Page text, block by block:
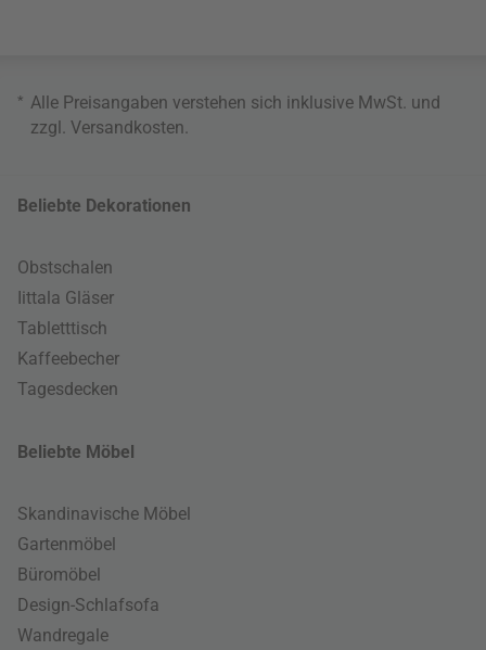
* Alle Preisangaben verstehen sich inklusive MwSt. und
zzgl. Versandkosten
Beliebte Dekorationen
Obstschalen
Iittala Gläser
Tabletttisch
Kaffeebecher
Tagesdecken
Beliebte Möbel
Skandinavische Möbel
Gartenmöbel
Büromöbel
Design-Schlafsofa
Wandregale